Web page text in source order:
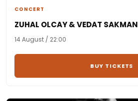
CONCERT
ZUHAL OLCAY & VEDAT SAKMAN
14 August / 22:00
BUY TICKETS